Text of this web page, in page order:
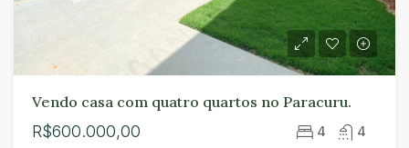
Vendo casa com quatro quartos no Paracuru.
R$600.000,00 4 4